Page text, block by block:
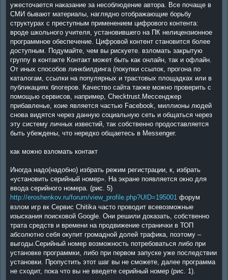
ужесточается наказание за несоблюдение автора. Все почаще в
СМИ бывают материалы, наглядно отображающие борьбу
структурах с преступным применением цифрового контента:
вроде школьного учителя, установившего на ПК нелицензионное
программное обеспечение. Цифровой контент становится более
доступным. Подумайте, чем вы рискуете. взломать закрытую
группу в контакте Контакт может быть как онлайн, так и офлайн.
От иных способов линкбилдинга (покупки ссылок, прогона по
каталогам, ссылки на популярных и трастовых площадках или в
публикациях блогеров. Качество сайта также можно проверить с
помощью сервисов, например, Checktrust.Мессенджер
прибавленье, коие является частью Facebook, миллионы людей
снова видятся через данную социальную сеть и общаться через
эту систему личных известий, так собственно продоставляется
быть убеждены, что нередко общаетесь в Messenger.
как можно взломать контакт
Иногда надо(надобно) избрать режим регистрации, к, избрать
«установить серийный номер». На экране появляется окно для
ввода серийного номера. (рис. 5)
http://eroshenkov.ru/forum/view_profile.php?UID=195001 форум
взлом игр вк Сервис Chitika часто проводит всевозможные
изыскания поисковой Google. Они решили доказать, собственно
трата средств и времени на продвижение странички в ТОП
абсолютно себя окупит громадной долей трафика, поэтому –
выгоды.Серийный номер возможность потребоваться либо при
установке программки, либо при первом запуске уже последствии
установки. Пропустить этот шаг вы не сможете, далее программа
не сходит, пока что вы не введете серийный номер (рис. 1).